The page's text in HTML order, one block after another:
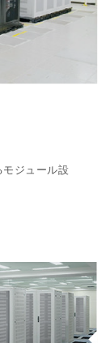
ジュール設